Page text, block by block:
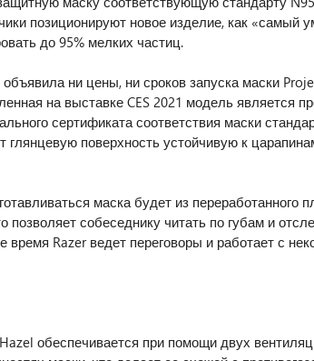
позиционируют новое изделие, как «самый
до 95% мелких частиц.
ни цены, ни сроков запуска маски
на выставке CES 2021 модель является
сертификата соответствия маски
глянцевую поверхность устойчивую к
маска будет из переработанного
позволяет собеседнику читать по губам и
Razer ведет переговоры и работает с
обеспечивается при помощи двух